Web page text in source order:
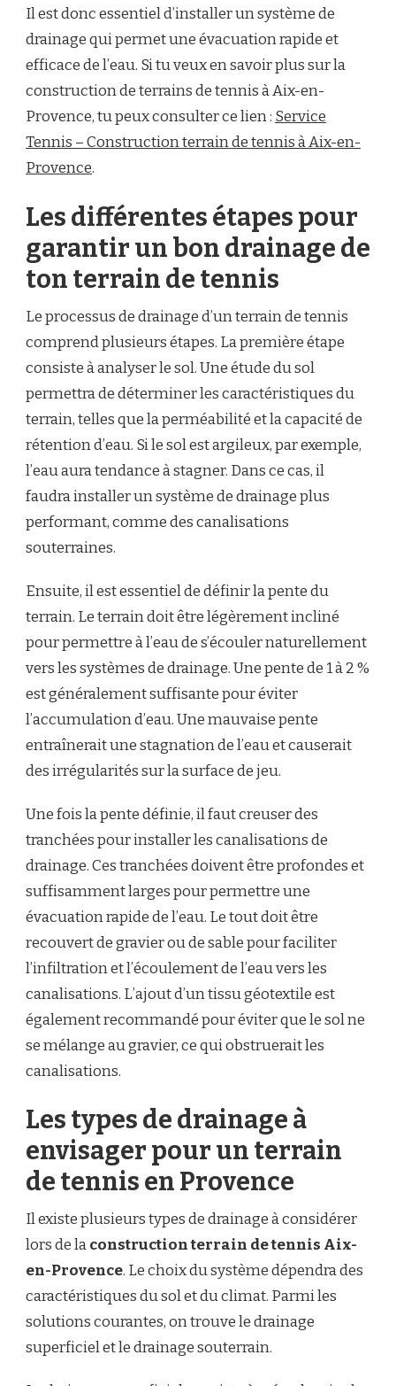
Il est donc essentiel d’installer un système de
drainage qui permet une évacuation rapide et
efficace de l’eau. Si tu veux en savoir plus sur la
construction de terrains de tennis à Aix-en-
Provence, tu peux consulter ce lien : Service
Tennis – Construction terrain de tennis à Aix-en-
Provence.
Les différentes étapes pour
garantir un bon drainage de
ton terrain de tennis
Le processus de drainage d’un terrain de tennis
comprend plusieurs étapes. La première étape
consiste à analyser le sol. Une étude du sol
permettra de déterminer les caractéristiques du
terrain, telles que la perméabilité et la capacité de
rétention d’eau. Si le sol est argileux, par exemple,
l’eau aura tendance à stagner. Dans ce cas, il
faudra installer un système de drainage plus
performant, comme des canalisations
souterraines.
Ensuite, il est essentiel de définir la pente du
terrain. Le terrain doit être légèrement incliné
pour permettre à l’eau de s’écouler naturellement
vers les systèmes de drainage. Une pente de 1 à 2 %
est généralement suffisante pour éviter
l’accumulation d’eau. Une mauvaise pente
entraînerait une stagnation de l’eau et causerait
des irrégularités sur la surface de jeu.
Une fois la pente définie, il faut creuser des
tranchées pour installer les canalisations de
drainage. Ces tranchées doivent être profondes et
suffisamment larges pour permettre une
évacuation rapide de l’eau. Le tout doit être
recouvert de gravier ou de sable pour faciliter
l’infiltration et l’écoulement de l’eau vers les
canalisations. L’ajout d’un tissu géotextile est
également recommandé pour éviter que le sol ne
se mélange au gravier, ce qui obstruerait les
canalisations.
Les types de drainage à
envisager pour un terrain
de tennis en Provence
Il existe plusieurs types de drainage à considérer
lors de laconstruction terrain de tennis Aix-
en-Provence. Le choix du système dépendra des
caractéristiques du sol et du climat. Parmi les
solutions courantes, on trouve le drainage
superficiel et le drainage souterrain.